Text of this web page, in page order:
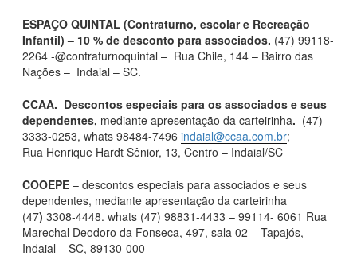
ESPAÇO QUINTAL (Contraturno, escolar e Recreação
Infantil) – 10 % de desconto para associados. (47) 99118-
2264 -@contraturnoquintal – Rua Chile, 144 – Bairro das
Nações – Indaial – SC.
CCAA. Descontos especiais para os associados e seus
dependentes, mediante apresentação da carteirinha. (47)
3333-0253, whats 98484-7496 indaial@ccaa.com.br;
Rua Henrique Hardt Sênior, 13, Centro – Indaial/SC
COOEPE – descontos especiais para associados e seus
dependentes, mediante apresentação da carteirinha
(47) 3308-4448. whats (47) 98831-4433 – 99114- 6061 Rua
Marechal Deodoro da Fonseca, 497, sala 02 – Tapajós,
Indaial – SC, 89130-000